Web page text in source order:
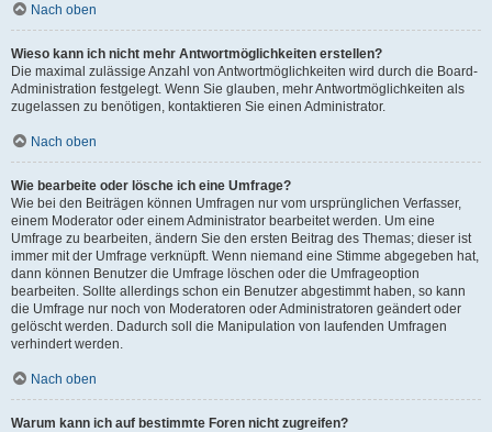
Nach oben
Wieso kann ich nicht mehr Antwortmöglichkeiten erstellen?
Die maximal zulässige Anzahl von Antwortmöglichkeiten wird durch die Board-
Administration festgelegt. Wenn Sie glauben, mehr Antwortmöglichkeiten als
zugelassen zu benötigen, kontaktieren Sie einen Administrator.
Nach oben
Wie bearbeite oder lösche ich eine Umfrage?
Wie bei den Beiträgen können Umfragen nur vom ursprünglichen Verfasser,
einem Moderator oder einem Administrator bearbeitet werden. Um eine
Umfrage zu bearbeiten, ändern Sie den ersten Beitrag des Themas; dieser ist
immer mit der Umfrage verknüpft. Wenn niemand eine Stimme abgegeben hat,
dann können Benutzer die Umfrage löschen oder die Umfrageoption
bearbeiten. Sollte allerdings schon ein Benutzer abgestimmt haben, so kann
die Umfrage nur noch von Moderatoren oder Administratoren geändert oder
gelöscht werden. Dadurch soll die Manipulation von laufenden Umfragen
verhindert werden.
Nach oben
Warum kann ich auf bestimmte Foren nicht zugreifen?